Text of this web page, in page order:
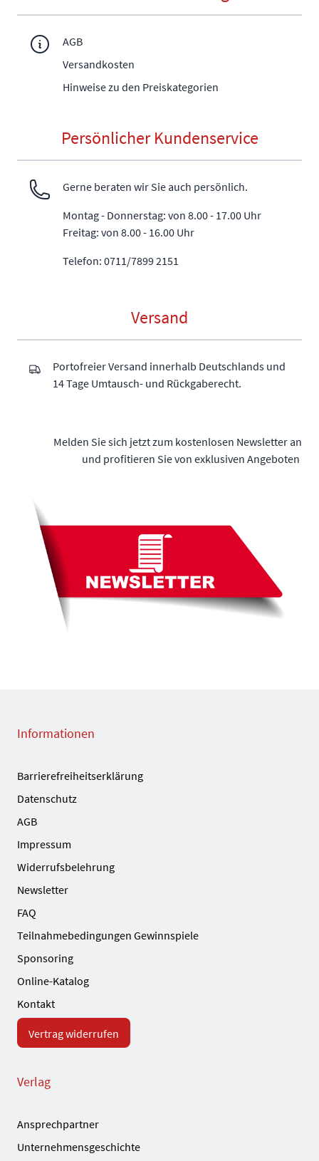
AGB
Versandkosten
Hinweise zu den Preiskategorien
Persönlicher Kundenservice
Gerne beraten wir Sie auch persönlich.
Montag - Donnerstag: von 8.00 - 17.00 Uhr
Freitag: von 8.00 - 16.00 Uhr
Telefon: 0711/7899 2151
Versand
Portofreier Versand innerhalb Deutschlands und
14 Tage Umtausch- und Rückgaberecht.
Melden Sie sich jetzt zum kostenlosen Newsletter an
und profitieren Sie von exklusiven Angeboten
Informationen
Barrierefreiheitserklärung
Datenschutz
AGB
Impressum
Widerrufsbelehrung
Newsletter
FAQ
Teilnahmebedingungen Gewinnspiele
Sponsoring
Online-Katalog
Kontakt
Vertrag widerrufen
Verlag
Ansprechpartner
Unternehmensgeschichte